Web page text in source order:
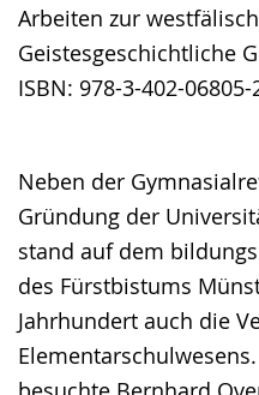
Arbeiten zur
Geistesgeschichtliche
ISBN: 978-3-402-
Neben der
Gründung der
stand auf dem
des Fürstbistums
Jahrhundert auch die